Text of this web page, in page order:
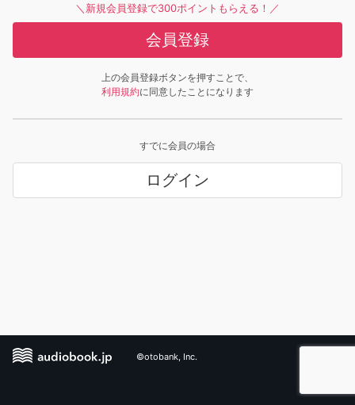
＼新規会員登録で300ポイントもらえる！／
会員登録
上の会員登録ボタンを押すことで、
利用規約に同意したことになります
すでに会員の場合
ログイン
©otobank, Inc.